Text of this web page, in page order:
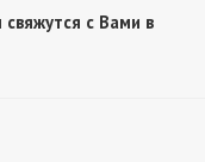
с Вами в